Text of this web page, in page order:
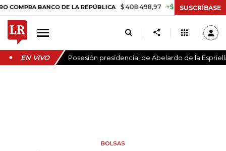
BANCO DE LA REPÚBLICA $ 408.498,97 +$ 8.753,81 +2,19%
SUSCRÍBASE
EN VIVO Posesión presidencial de Abelardo de la
BOLSAS